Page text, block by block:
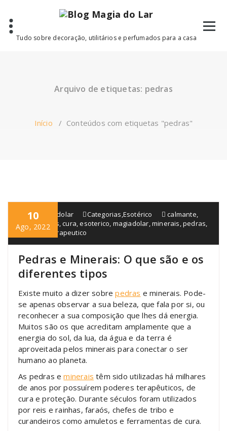
conteúdoTudo sobre decoração, utilitários e perfumados para a casa
Arquivo de etiquetas: pedras
Início / Conteúdos com etiquetas "pedras"
10
Ago, 2022
blogmagiadolar Categorias Esotérico calmante
casa ,cristais ,cura ,esoterico magiadolar ,minerais ,pedras
protecao, terapeutico
Pedras e Minerais: O que são e os
diferentes tipos
Existe muito a dizer sobrepedras e minerais. Pode-
se apenas observar a sua beleza, que fala por si, ou
reconhecer a sua composição que lhes dá energia.
Muitos são os que acreditam amplamente que a
energia do sol, da lua, da água e da terra é
aproveitada pelos minerais para conectar o ser
humano ao planeta.
As pedras eminerais têm sido utilizadas há milhares
de anos por possuírem poderes terapêuticos, de
cura e proteção. Durante séculos foram utilizados
por reis e rainhas, faraós, chefes de tribo e
curandeiros como amuletos e ferramentas de cura.